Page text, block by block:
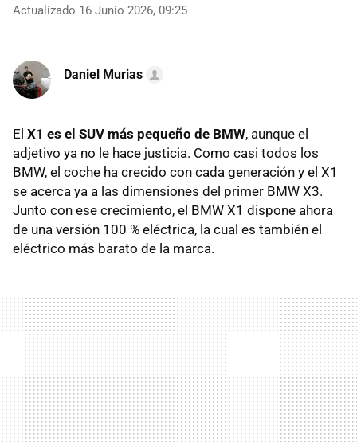
Actualizado 16 Junio 2026, 09:25
Daniel Murias
El X1 es el SUV más pequeño de BMW, aunque el
adjetivo ya no le hace justicia. Como casi todos los
BMW, el coche ha crecido con cada generación y el X1
se acerca ya a las dimensiones del primer BMW X3.
Junto con ese crecimiento, el BMW X1 dispone ahora
de una versión 100 % eléctrica, la cual es también el
eléctrico más barato de la marca.